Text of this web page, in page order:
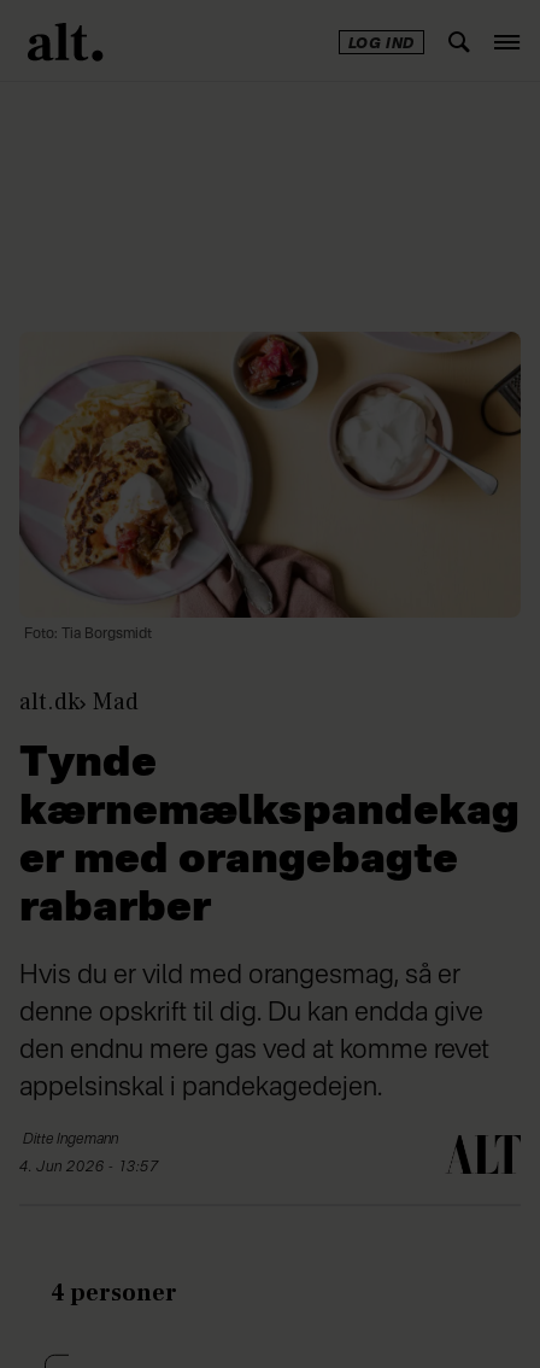
LOG IND
Foto: Tia Borgsmidt
alt.dk Mad
Tynde
kærnemælkspandekag
er med orangebagte
rabarber
Hvis du er vild med orangesmag, så er
denne opskrift til dig. Du kan endda give
den endnu mere gas ved at komme revet
appelsinskal i pandekagedejen.
Ditte Ingemann
4. Jun 2026 - 13:57
4 personer